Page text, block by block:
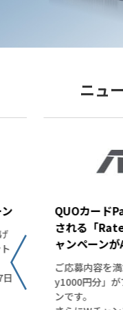
ニュ
QUOカード
される「
ャンペーン
ご応募内容を
y1000円分」
ンです。